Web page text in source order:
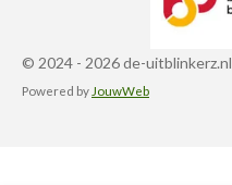
© 2024 - 2026 de-uitblinkerz.nl
Powered by JouwWeb